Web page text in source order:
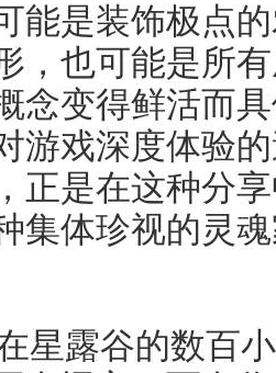
能是装饰极点
，也可能是所
念变得鲜活而
游戏深度体验
正是在这种分
集体珍视的灵
星露谷的数百